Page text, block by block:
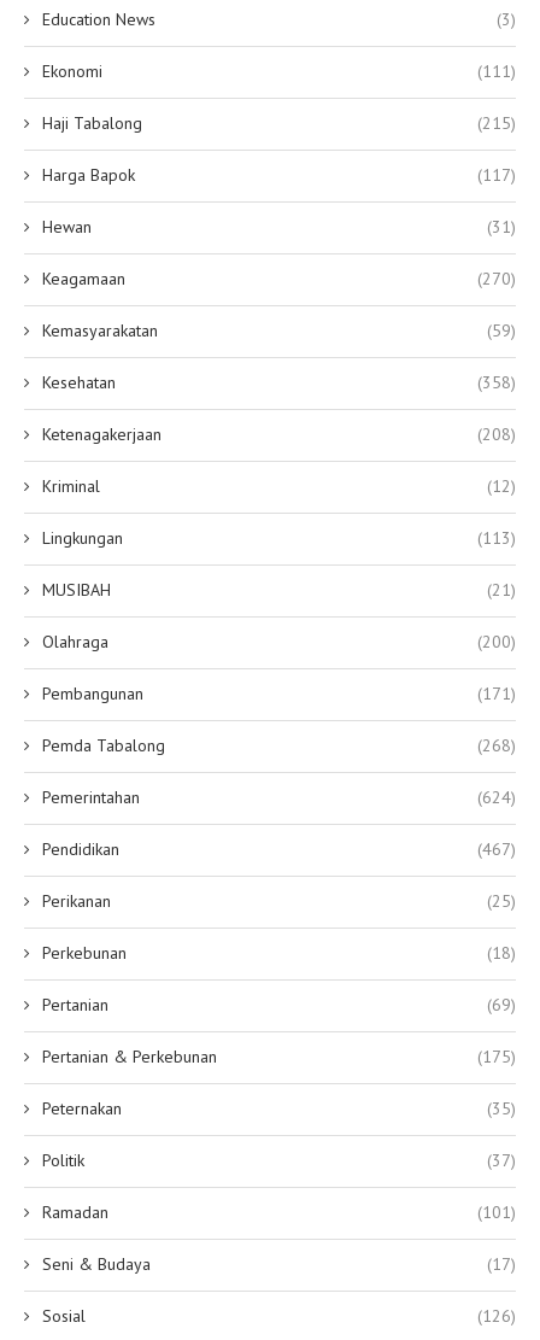
Education News (3)
Ekonomi (111)
Haji Tabalong (215)
Harga Bapok (117)
Hewan (31)
Keagamaan (270)
Kemasyarakatan (59)
Kesehatan (358)
Ketenagakerjaan (208)
Kriminal (12)
Lingkungan (113)
MUSIBAH (21)
Olahraga (200)
Pembangunan (171)
Pemda Tabalong (268)
Pemerintahan (624)
Pendidikan (467)
Perikanan (25)
Perkebunan (18)
Pertanian (69)
Pertanian & Perkebunan (175)
Peternakan (35)
Politik (37)
Ramadan (101)
Seni & Budaya (17)
Sosial (126)